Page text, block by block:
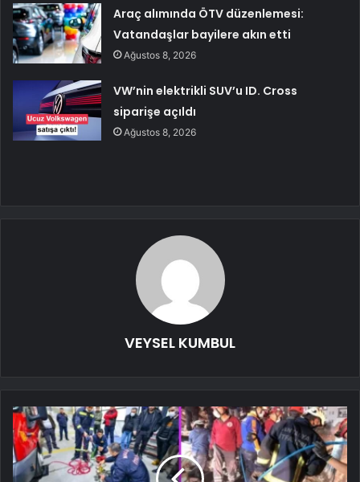
Araç alımında ÖTV düzenlemesi:
Vatandaşlar bayilere akın etti
Ağustos 8, 2026
VW’nin elektrikli SUV’u ID. Cross
siparişe açıldı
Ağustos 8, 2026
VEYSEL KUMBUL